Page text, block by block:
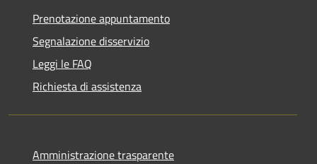
Prenotazione appuntamento
Segnalazione disservizio
Leggi le FAQ
Richiesta di assistenza
Amministrazione trasparente